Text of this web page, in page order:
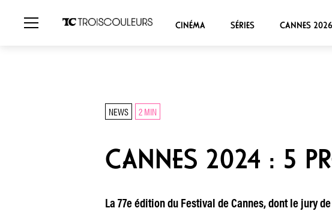
CINÉMA SÉRIES CANNES 2026
NEWS 2 MIN
CANNES 2024 : 5
La 77e édition du Festival de Cannes, dont le jury